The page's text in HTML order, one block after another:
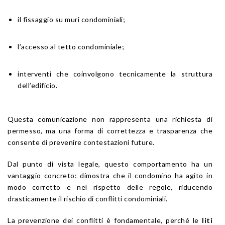
il fissaggio su muri condominiali;
l’accesso al tetto condominiale;
interventi che coinvolgono tecnicamente la struttura
dell’edificio.
Questa comunicazione non rappresenta una richiesta di
permesso, ma una forma di correttezza e trasparenza che
consente di prevenire contestazioni future.
Dal punto di vista legale, questo comportamento ha un
vantaggio concreto: dimostra che il condomino ha agito in
modo corretto e nel rispetto delle regole, riducendo
drasticamente il rischio di conflitti condominiali.
La prevenzione dei conflitti è fondamentale, perché le liti